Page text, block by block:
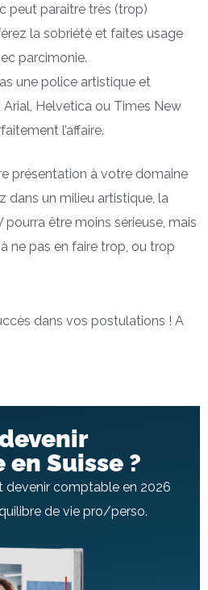
Suisse ?
devenir comptable en 2026
de vie pro/perso.
peut paraître très (trop)
la sobriété et faites usage
parcimonie.
une police artistique et
Arial, Helvetica ou Times New
l’affaire.
présentation à votre domaine
dans un milieu artistique, la
être moins sérieuse, mais
ne pas en faire trop, ou trop
dans vos postulations ! A